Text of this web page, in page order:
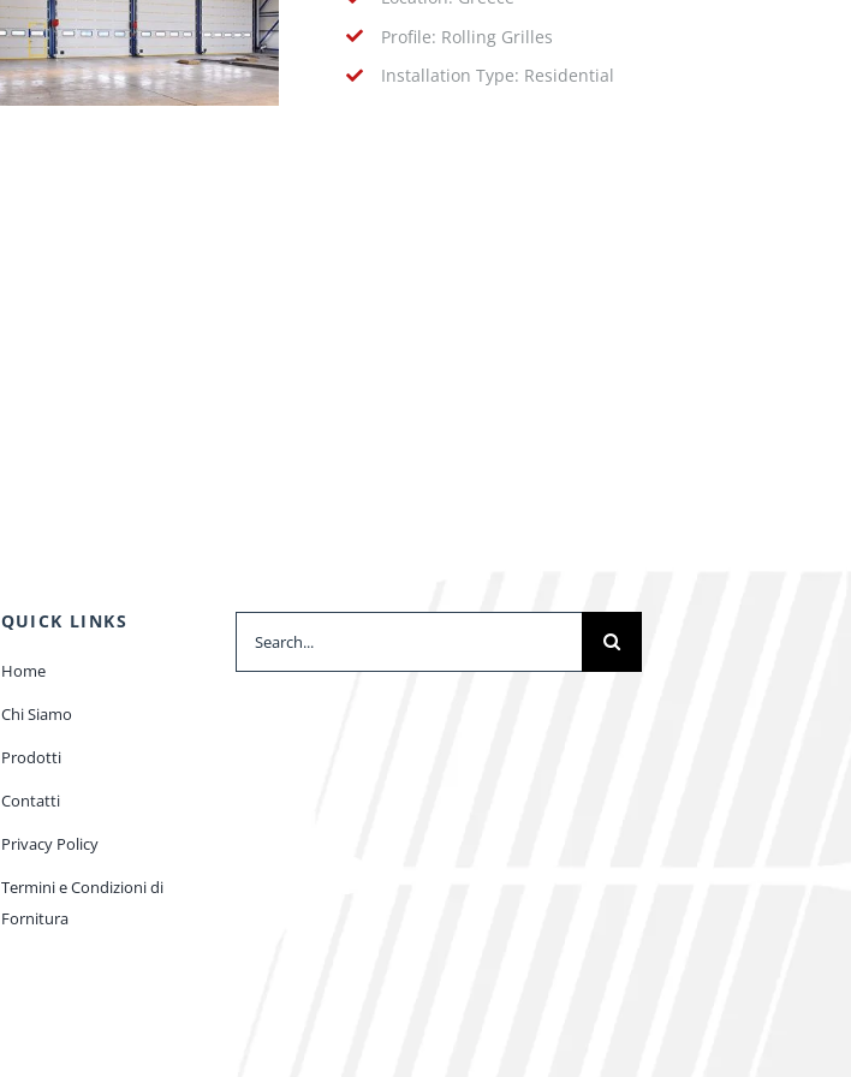
Profile: Rolling Grilles
Installation Type: Residential
QUICK LINKS
Home
Chi Siamo
Prodotti
Contatti
Privacy Policy
Termini e Condizioni di
Fornitura
for: